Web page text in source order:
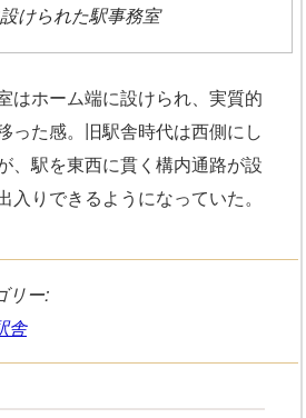
けられた駅事務室
はホーム端に設けられ、実質的
った感。旧駅舎時代は西側にし
、駅を東西に貫く構内通路が設
入りできるようになっていた。
リー:
舎